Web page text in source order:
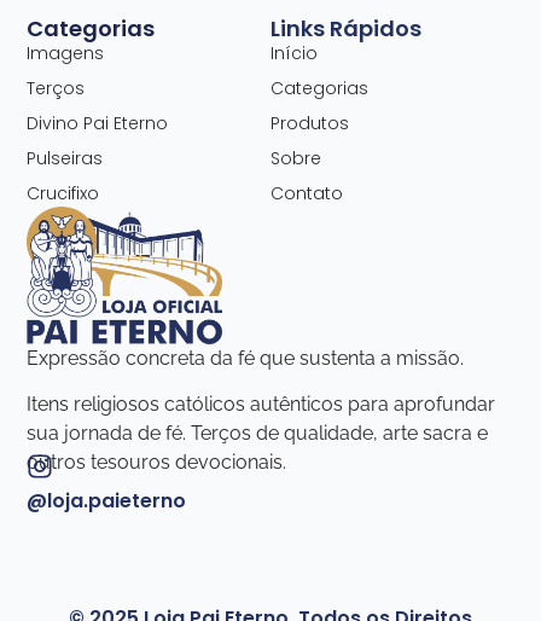
Expressão concreta da fé que sustenta a missão.
Itens religiosos católicos autênticos para aprofundar
sua jornada de fé. Terços de qualidade, arte sacra e
outros tesouros devocionais.
@loja.paieterno
Links Rápidos
Início
Categorias
Produtos
Sobre
Contato
Categorias
Imagens
Terços
Divino Pai Eterno
Pulseiras
Crucifixo